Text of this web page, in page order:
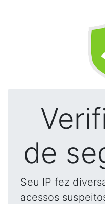
de
Seu IP fez
acessos